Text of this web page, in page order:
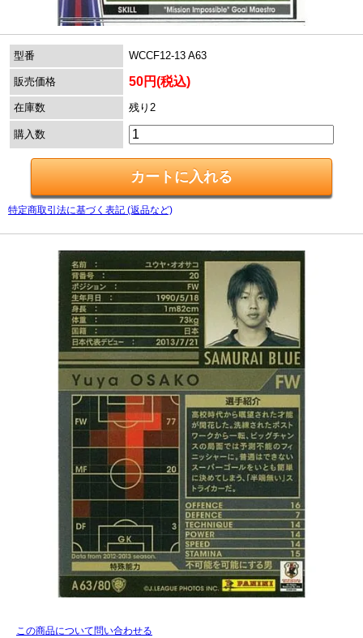
型番 WCCF12-13 A63
販売価格 50円(税込)
在庫数 残り2
購入数
特定商取引法に基づく表記 (返品など)
この商品について問い合わせる